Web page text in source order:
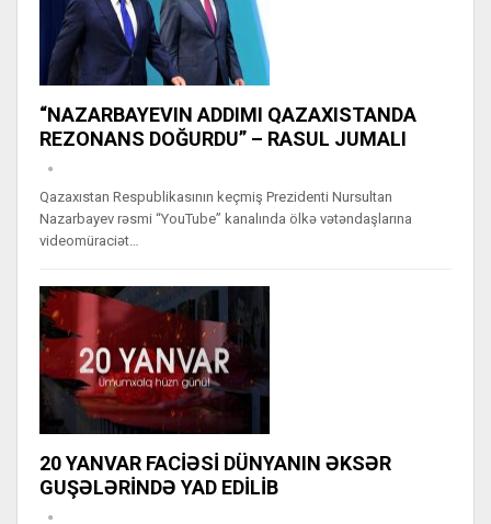
“NAZARBAYEVIN ADDIMI QAZAXISTANDA
REZONANS DOĞURDU” – RASUL JUMALI
Qazaxıstan Respublikasının keçmiş Prezidenti Nursultan
Nazarbayev rəsmi “YouTube” kanalında ölkə vətəndaşlarına
videomüraciət…
20 YANVAR FACİƏSİ DÜNYANIN ƏKSƏR
GUŞƏLƏRİNDƏ YAD EDİLİB